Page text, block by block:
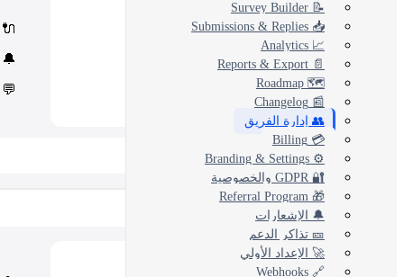
🧩
Modules
Core Rise CRM extensions
⚙️
Automation & API
Security and third-party tools
🔌
🔔
💬
📂 View All 5 Plugins →
Concord CRM
💎
Modules
📝 Survey Builder
📥 Submissions & Replies
📈 Analytics
📄 Reports & Export
🗺️ Roadmap
📰 Changelog
👥 إدارة الفريق
💳 Billing
⚙️ Branding & Settings
🔐 GDPR والخصوصية
🎁 Referral Program
🔔 الإشعارات
🎫 تذاكر الدعم
🚀 الإعداد الأولي
🔗 Webhooks